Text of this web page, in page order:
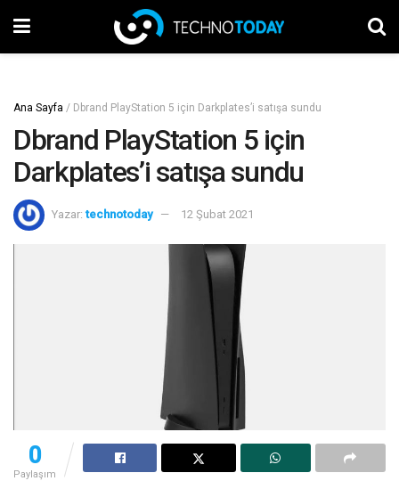
Ana Sayfa / Dbrand PlayStation 5 için Darkplates’i satışa sundu
Dbrand PlayStation 5 için
Darkplates’i satışa sundu
Yazar: technotoday 12 Şubat 2021
0
Paylaşım